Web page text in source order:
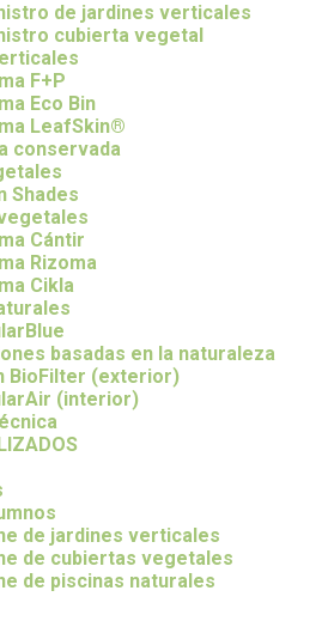
de jardines verticales
cubierta vegetal
F+P
Eco Bin
LeafSkin®
conservada
Shades
Cántir
Rizoma
Cikla
basadas en la naturaleza
BioFilter (exterior)
(interior)
de jardines verticales
de cubiertas vegetales
de piscinas naturales